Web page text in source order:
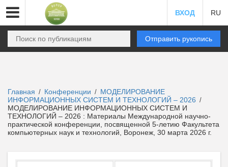
ВХОД RU
Отправить рукопись
Главная / Конференции / МОДЕЛИРОВАНИЕ
ИНФОРМАЦИОННЫХ СИСТЕМ И ТЕХНОЛОГИЙ – 2026 /
МОДЕЛИРОВАНИЕ ИНФОРМАЦИОННЫХ СИСТЕМ И
ТЕХНОЛОГИЙ – 2026 : Материалы Международной научно-
практической конференции, посвященной 5-летию Факультета
компьютерных наук и технологий, Воронеж, 30 марта 2026 г.